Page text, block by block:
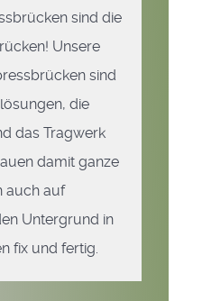
sind die
Unsere
sind
die
das Tragwerk
damit ganze
auch auf
Untergrund in
fix und fertig.